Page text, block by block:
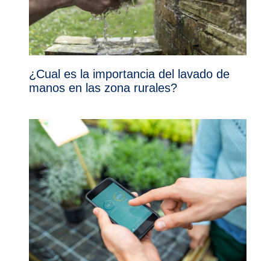
¿Cual es la importancia del lavado de
manos en las zona rurales?